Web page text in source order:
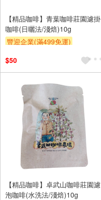
【精品咖啡】青葉咖啡莊園濾掛
咖啡(日曬法/淺焙)10g
豐迎企業(滿499免運)
$50
【精品咖啡】卓武山咖啡莊園濾
泡咖啡(水洗法/淺焙)10g